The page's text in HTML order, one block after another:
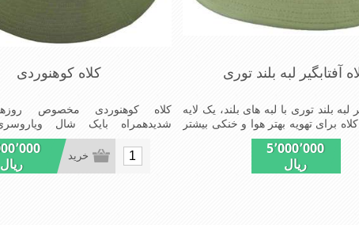
آفتابگیر لبه بلند توری
لبه بلند توری با لبه های بلند، یک لایه
برای تهویه بهتر هوا و خنکی بیشتر
های طولانی از این کلاه مفید می
5٬000٬000
ریال
کلاه کوهنوردی
کلاه کوهنوردی مخصوص
شدیدهمراه بایک شال
جلوگیری بیشترازتابش مستقیم آفتاب.
ریال
خرید